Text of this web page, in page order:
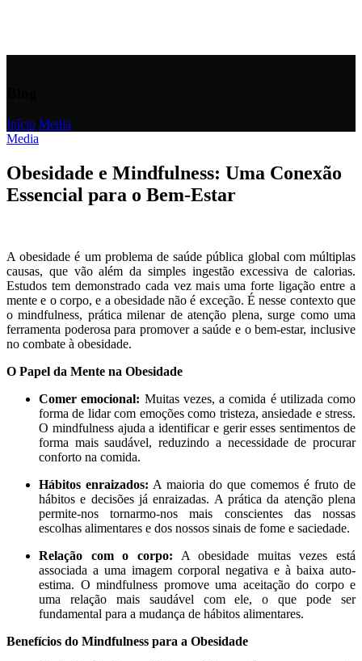
Início Media
Media
Obesidade e Mindfulness: Uma Conexão
Essencial para o Bem-Estar
A obesidade é um problema de saúde pública global com múltiplas
causas, que vão além da simples ingestão excessiva de calorias.
Estudos tem demonstrado cada vez mais uma forte ligação entre a
mente e o corpo, e a obesidade não é exceção. É nesse contexto que
o mindfulness, prática milenar de atenção plena, surge como uma
ferramenta poderosa para promover a saúde e o bem-estar, inclusive
no combate à obesidade.
O Papel da Mente na Obesidade
Comer emocional: Muitas vezes, a comida é utilizada como
forma de lidar com emoções como tristeza, ansiedade e stress.
O mindfulness ajuda a identificar e gerir esses sentimentos de
forma mais saudável, reduzindo a necessidade de procurar
conforto na comida.
Hábitos enraizados: A maioria do que comemos é fruto de
hábitos e decisões já enraizadas. A prática da atenção plena
permite-nos tornarmo-nos mais conscientes das nossas
escolhas alimentares e dos nossos sinais de fome e saciedade.
Relação com o corpo: A obesidade muitas vezes está
associada a uma imagem corporal negativa e à baixa auto-
estima. O mindfulness promove uma aceitação do corpo e
uma relação mais saudável com ele, o que pode ser
fundamental para a mudança de hábitos alimentares.
Benefícios do Mindfulness para a Obesidade